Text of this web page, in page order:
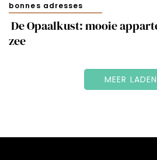
bonnes adresses
De Opaalkust: mooie
zee
MEER LADEN